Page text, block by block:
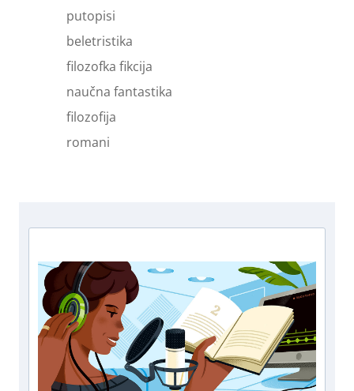
putopisi
beletristika
filozofka fikcija
naučna fantastika
filozofija
romani